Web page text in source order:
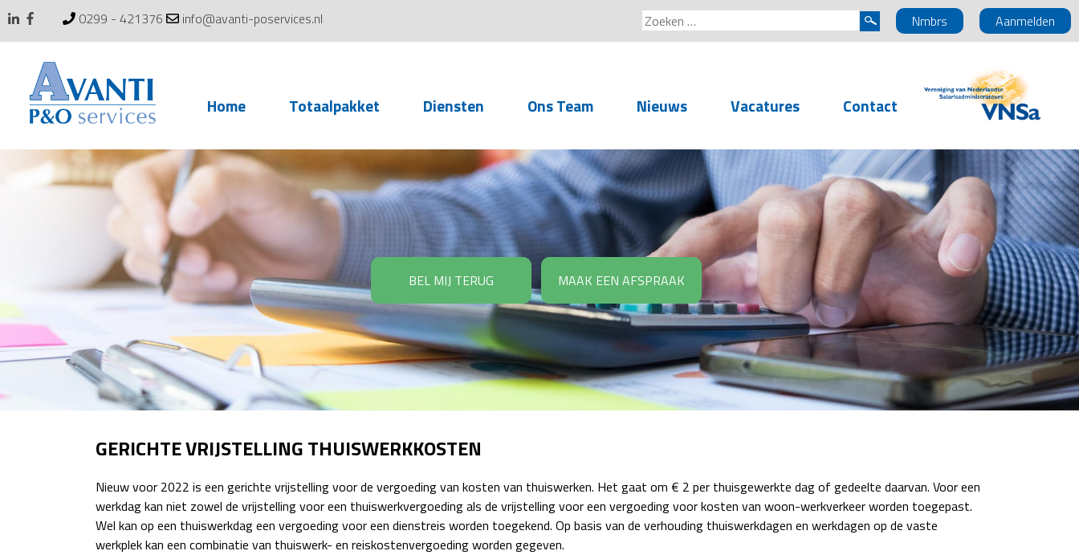
0299 - 421376 info@avanti-poservices.nl Aanmelden
Nmbrs
Zoeken
naar:
Home Totaalpakket Diensten
Service voor
accountants- en
administratiekantoren
Arbeidsrechtelijke
Advisering
Salarisadministratie
Personeelsadministratie
Detachering
Ons Team Nieuws Vacatures Contact
BEL MIJ TERUG MAAK EEN AFSPRAAK
GERICHTE VRIJSTELLING THUISWERKKOSTEN
Nieuw voor 2022 is een gerichte vrijstelling voor de vergoeding van kosten van thuiswerken. Het gaat om € 2 per thuisgewerkte dag of gedeelte daarvan. Voor een
werkdag kan niet zowel de vrijstelling voor een thuiswerkvergoeding als de vrijstelling voor een vergoeding voor kosten van woon-werkverkeer worden toegepast.
Wel kan op een thuiswerkdag een vergoeding voor een dienstreis worden toegekend. Op basis van de verhouding thuiswerkdagen en werkdagen op de vaste
werkplek kan een combinatie van thuiswerk- en reiskostenvergoeding worden gegeven.